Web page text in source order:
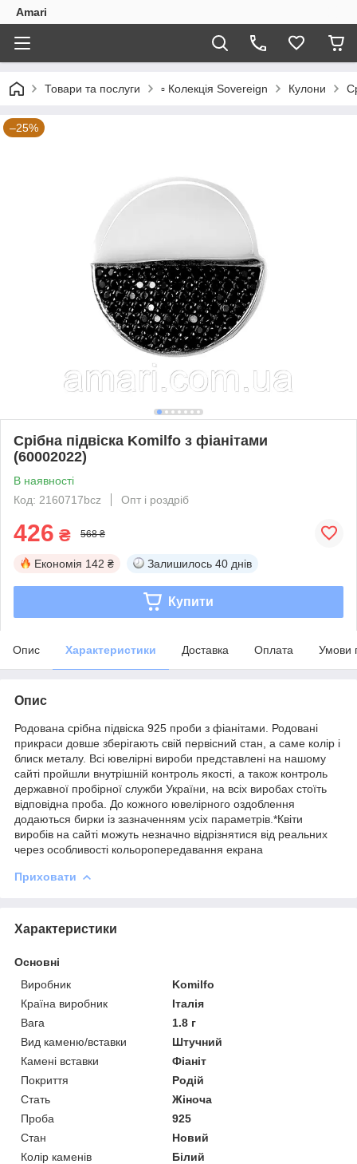
Amari
Товари та послуги ▫️ Колекція Sovereign Кулони
–25%
Срібна підвіска Komilfo з фіанітами
(60002022)
В наявності
Код: 2160717bcz
Опт і роздріб
426 ₴ 568 ₴
Економія 142 ₴ Залишилось 40 днів
Купити
Опис Характеристики Доставка Оплата Умови
Опис
Родована срібна підвіска 925 проби з фіанітами. Родовані
прикраси довше зберігають свій первісний стан, а саме колір і
блиск металу. Всі ювелірні вироби представлені на нашому
сайті пройшли внутрішній контроль якості, а також контроль
державної пробірної служби України, на всіх виробах стоїть
відповідна проба. До кожного ювелірного оздоблення
додаються бирки із зазначенням усіх параметрів.*Квіти
виробів на сайті можуть незначно відрізнятися від реальних
через особливості кольоропередавання екрана
Приховати
Характеристики
Основні
Виробник
Komilfo
Країна виробник
Італія
Вага
1.8 г
Вид каменю/вставки
Штучний
Камені вставки
Фіаніт
Покриття
Родій
Стать
Жіноча
Проба
925
Стан
Новий
Колір каменів
Білий